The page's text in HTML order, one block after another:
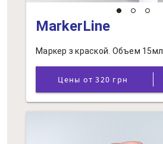
MarkerLine
Маркер з краской. Объем 15мл.
Цены от 320 грн